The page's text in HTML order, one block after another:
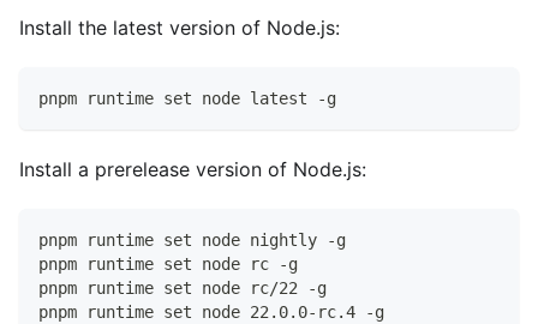
Install the latest version of Node.js:
pnpm runtime set node latest -g
Install a prerelease version of Node.js:
pnpm runtime set node nightly -g
pnpm runtime set node rc -g
pnpm runtime set node rc/22 -g
pnpm runtime set node 22.0.0-rc.4 -g